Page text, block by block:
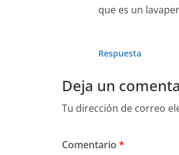
que es un
Respuesta
Deja un
Tu dirección de correo
Comentario *